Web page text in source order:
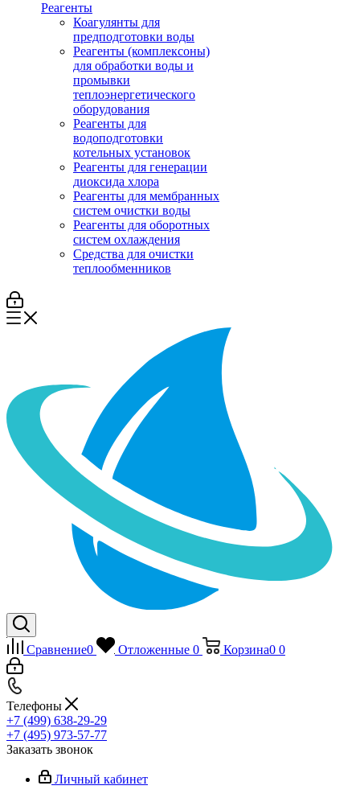
Реагенты
Коагулянты для
предподготовки воды
Реагенты (комплексоны)
для обработки воды и
промывки
теплоэнергетического
оборудования
Реагенты для
водоподготовки
котельных установок
Реагенты для генерации
диоксида хлора
Реагенты для мембранных
систем очистки воды
Реагенты для оборотных
систем охлаждения
Средства для очистки
теплообменников
Сравнение0 Отложенные 0 Корзина0 0
Телефоны
+7 (499) 638-29-29
+7 (495) 973-57-77
Заказать звонок
Личный кабинет